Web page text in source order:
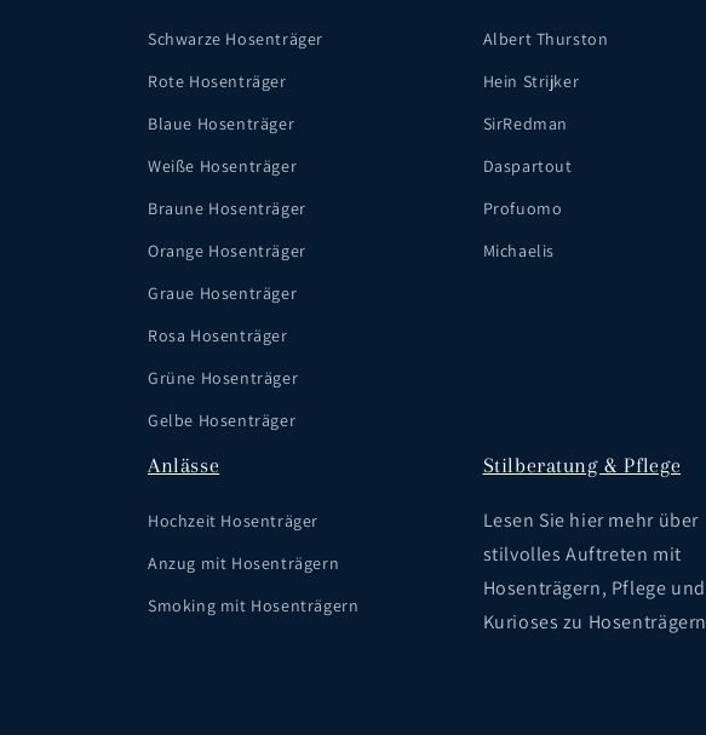
Schwarze Hosenträger
Rote Hosenträger
Blaue Hosenträger
Weiße Hosenträger
Braune Hosenträger
Orange Hosenträger
Graue Hosenträger
Rosa Hosenträger
Grüne Hosenträger
Gelbe Hosenträger
Albert Thurston
Hein Strijker
SirRedman
Daspartout
Profuomo
Michaelis
Anlässe
Hochzeit Hosenträger
Anzug mit Hosenträgern
Smoking mit Hosenträgern
Stilberatung & Pflege
Lesen Sie hier mehr über
stilvolles Auftreten mit
Hosenträgern, Pflege und
Kurioses zu Hosenträgern